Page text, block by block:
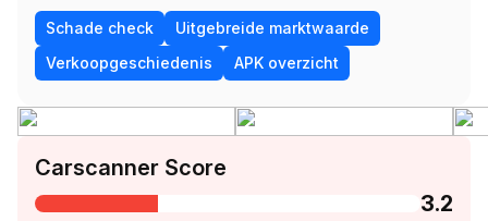
Schade check
Uitgebreide marktwaarde
Verkoopgeschiedenis
APK overzicht
Carscanner Score
3.2